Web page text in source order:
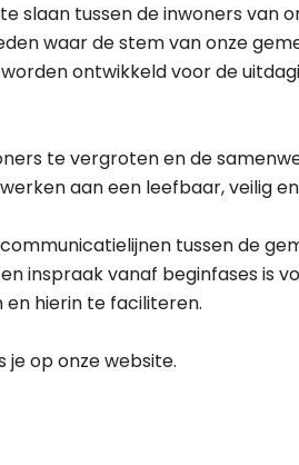
slaan tussen de inwoners van
waar de stem van onze
ontwikkeld voor de
te vergroten en de
aan een leefbaar, veilig
tussen de
inspraak vanaf beginfases is
hierin te faciliteren.
je op onze website.